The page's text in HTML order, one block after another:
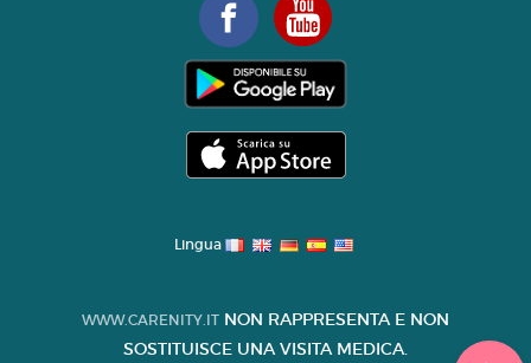
Lingua
WWW.CARENITY.IT NON RAPPRESENTA E NON
SOSTITUISCE UNA VISITA MEDICA.